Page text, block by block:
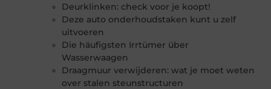
Deurklinken: check voor je koopt!
Deze auto onderhoudstaken kunt u zelf
uitvoeren
Die häufigsten Irrtümer über
Wasserwaagen
Draagmuur verwijderen: wat je moet weten
over stalen steunstructuren